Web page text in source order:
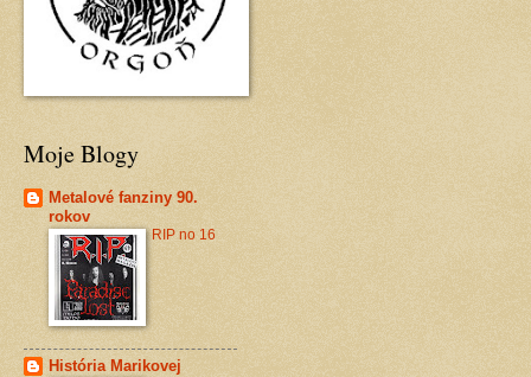
Moje Blogy
Metalové fanziny 90.
rokov
RIP no 16
História Marikovej